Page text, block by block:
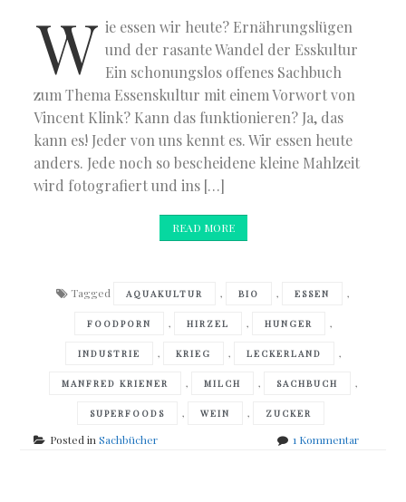
W ie essen wir heute? Ernährungslügen
und der rasante Wandel der Esskultur
Ein schonungslos offenes Sachbuch
zum Thema Essenskultur mit einem Vorwort von
Vincent Klink? Kann das funktionieren? Ja, das
kann es! Jeder von uns kennt es. Wir essen heute
anders. Jede noch so bescheidene kleine Mahlzeit
wird fotografiert und ins […]
READ MORE
Tagged AQUAKULTUR , BIO , ESSEN ,
FOODPORN , HIRZEL , HUNGER ,
INDUSTRIE , KRIEG , LECKERLAND ,
MANFRED KRIENER , MILCH , SACHBUCH ,
SUPERFOODS , WEIN , ZUCKER
Posted inSachbücher 1 Kommentarzu